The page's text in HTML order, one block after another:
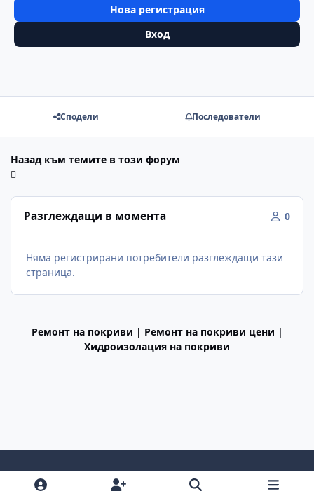
Нова регистрация
Вход
Сподели Последователи
Назад към темите в този форум
Разглеждащи в момента 0
Няма регистрирани потребители разглеждащи тази
страница.
Ремонт на покриви | Ремонт на покриви цени |
Хидроизолация на покриви
Light ModeDark ModeSystem Preference f